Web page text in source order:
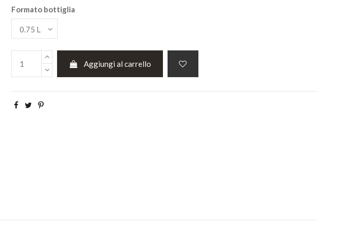
Formato bottiglia
Aggiungi al carrello